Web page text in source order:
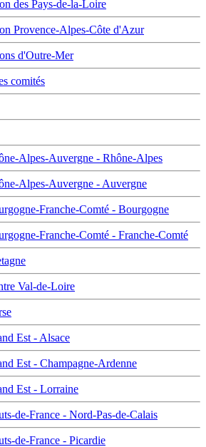
des Pays-de-la-Loire
Provence-Alpes-Côte d'Azur
d'Outre-Mer
comités
Alpes-Auvergne - Rhône-Alpes
Alpes-Auvergne - Auvergne
Franche-Comté - Bourgogne
Franche-Comté - Franche-Comté
Val-de-Loire
Est - Alsace
Est - Champagne-Ardenne
Est - Lorraine
de-France - Nord-Pas-de-Calais
de-France - Picardie